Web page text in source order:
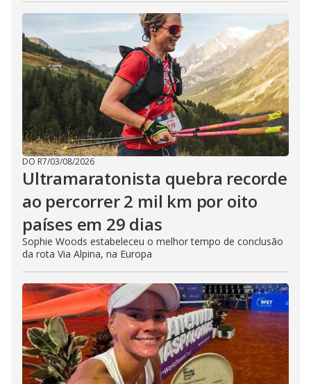
DO R7/03/08/2026
Ultramaratonista quebra recorde
ao percorrer 2 mil km por oito
países em 29 dias
Sophie Woods estabeleceu o melhor tempo de conclusão
da rota Via Alpina, na Europa